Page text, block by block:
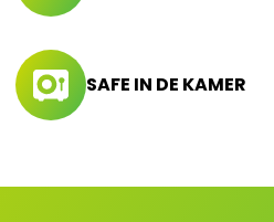
SAFE IN DE KAMER